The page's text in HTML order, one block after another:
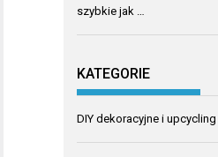
szybkie jak …
KATEGORIE
DIY dekoracyjne i upcycling